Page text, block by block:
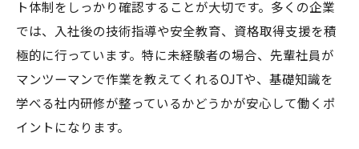
ト体制をしっかり確認することが大切です。多くの企業
では、入社後の技術指導や安全教育、資格取得支援を積
極的に行っています。特に未経験者の場合、先輩社員が
マンツーマンで作業を教えてくれるOJTや、基礎知識を
学べる社内研修が整っているかどうかが安心して働くポ
イントになります。